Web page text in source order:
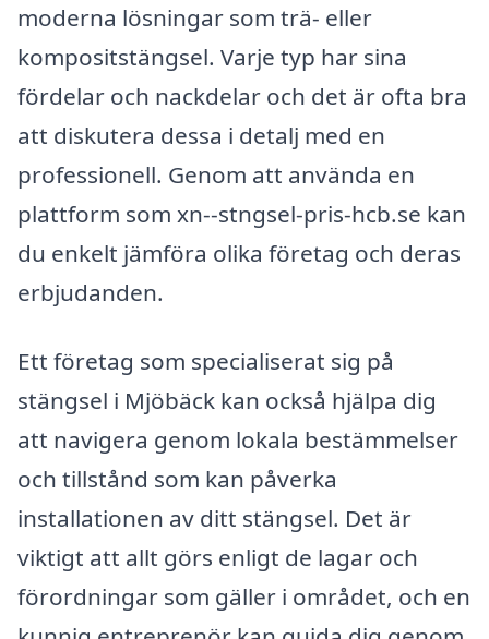
moderna lösningar som trä- eller
kompositstängsel. Varje typ har sina
fördelar och nackdelar och det är ofta bra
att diskutera dessa i detalj med en
professionell. Genom att använda en
plattform som xn--stngsel-pris-hcb.se kan
du enkelt jämföra olika företag och deras
erbjudanden.
Ett företag som specialiserat sig på
stängsel i Mjöbäck kan också hjälpa dig
att navigera genom lokala bestämmelser
och tillstånd som kan påverka
installationen av ditt stängsel. Det är
viktigt att allt görs enligt de lagar och
förordningar som gäller i området, och en